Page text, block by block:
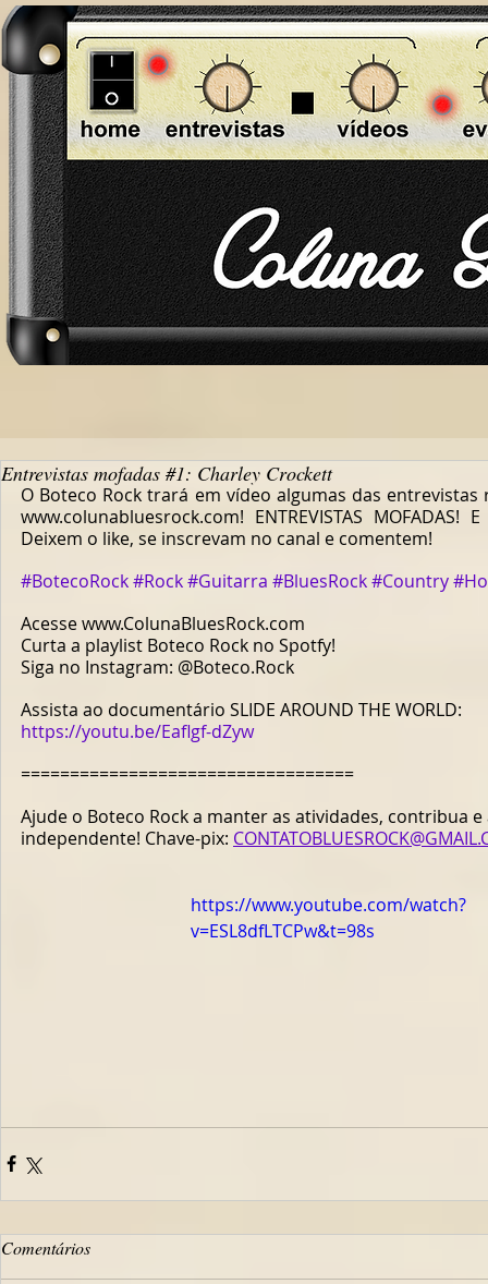
Entrevistas mofadas #1: Charley Crockett
O Boteco Rock trará em vídeo algumas das
www.colunabluesrock.com! ENTREVISTAS
Deixem o like, se inscrevam no canal e comentem!
#BotecoRock#Rock#Guitarra #BluesRock#Country
Acesse www.ColunaBluesRock.com
Curta a playlist Boteco Rock no Spotfy!
Siga no Instagram: @Boteco.Rock
Assista ao documentário SLIDE AROUND THE WORLD:
https://youtu.be/Eaflgf-dZyw
==================================
Ajude o Boteco Rock a manter as atividades, contribua
independente! Chave-pix:
https://www.youtube.com/watch?
v=ESL8dfLTCPw&t=98s
Comentários